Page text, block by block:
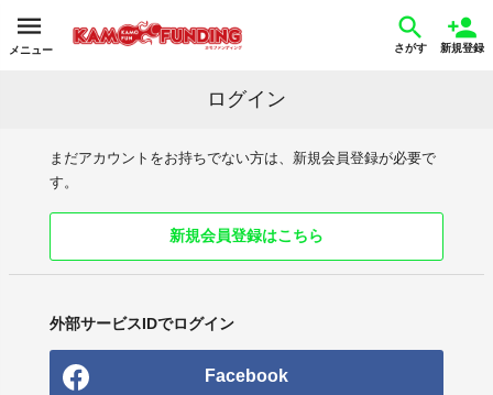
メニュー さがす 新規登録
ログイン
まだアカウントをお持ちでない方は、新規会員登録が必要で
す。
新規会員登録はこちら
外部サービスIDでログイン
Facebook